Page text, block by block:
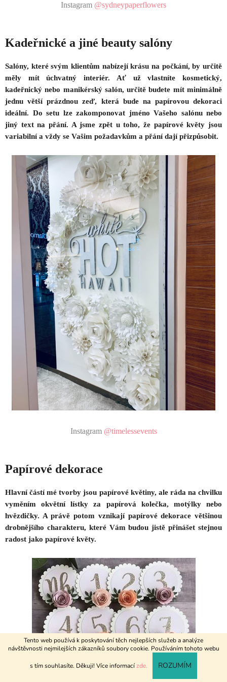
Tento web používá k poskytování těch nejlepších služeb a analýze
návštěvnosti nejmilejších zákazníků soubory cookie. Používáním tohoto webu
s tím souhlasíte. Děkuji! Více informacízde. ROZUMÍM
Instagram @sydneypaperflowers
Kadeřnické a jiné beauty salóny
Salóny, které svým klientům nabízejí krásu na počkání, by určitě
měly mít úchvatný interiér. Ať už vlastníte kosmetický,
kadeřnický nebo manikérský salón, určitě budete mít minimálně
jednu větší prázdnou zeď, která bude na papírovou dekoraci
ideální. Do setu lze zakomponovat jméno Vašeho salónu nebo
jiný text na přání. A jsme zpět u toho, že papírové květy jsou
variabilní a vždy se Vašim požadavkům a přání dají přizpůsobit.
Instagram @timelessevents
Papírové dekorace
Hlavní částí mé tvorby jsou papírové květiny, ale ráda na chvilku
vyměním okvětní lístky za papírová kolečka, motýlky nebo
hvězdičky. A právě potom vznikají papírové dekorace většinou
drobnějšího charakteru, které Vám budou jistě přinášet stejnou
radost jako papírové květy.